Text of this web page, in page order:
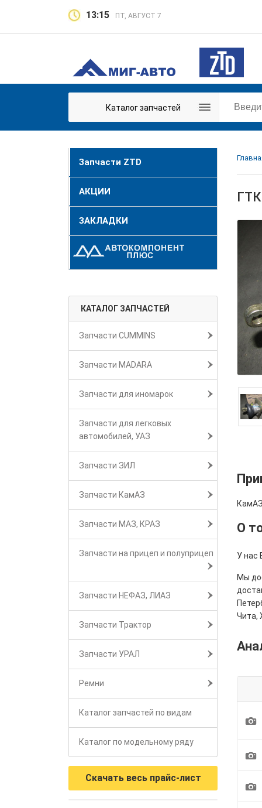
13:15 ПТ, АВГУСТ 7
Каталог запчастей
Запчасти ZTD
АКЦИИ
ЗАКЛАДКИ
КАТАЛОГ ЗАПЧАСТЕЙ
Запчасти CUMMINS
Запчасти MADARA
Запчасти для иномарок
Запчасти для легковых
автомобилей, УАЗ
Запчасти ЗИЛ
Запчасти КамАЗ
Запчасти МАЗ, КРАЗ
Запчасти на прицеп и полуприцеп
Запчасти НЕФАЗ, ЛИАЗ
Запчасти Трактор
Запчасти УРАЛ
Ремни
Каталог запчастей по видам
Каталог по модельному ряду
Скачать весь прайс-лист
О
У нас
Мы
Чита,
1
1
1